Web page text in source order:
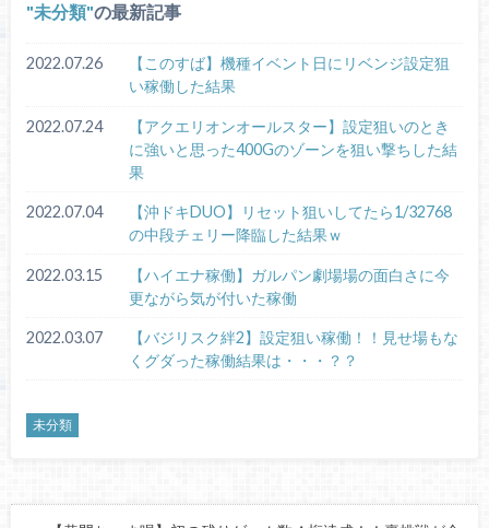
未分類 の最新記事
2022.07.26
【このすば】機種イベント日にリベンジ設定狙
い稼働した結果
2022.07.24
【アクエリオンオールスター】設定狙いのとき
に強いと思った400Gのゾーンを狙い撃ちした結
果
2022.07.04
【沖ドキDUO】リセット狙いしてたら1/32768
の中段チェリー降臨した結果ｗ
2022.03.15
【ハイエナ稼働】ガルパン劇場場の面白さに今
更ながら気が付いた稼働
2022.03.07
【バジリスク絆2】設定狙い稼働！！見せ場もな
くグダった稼働結果は・・・？？
未分類